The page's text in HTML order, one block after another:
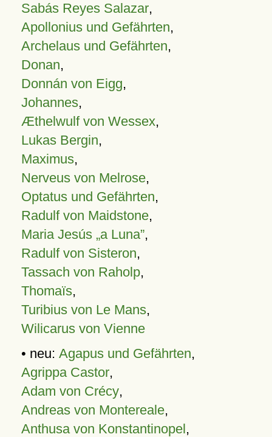
Sabás Reyes Salazar,
Apollonius und Gefährten,
Archelaus und Gefährten,
Donan,
Donnán von Eigg,
Johannes,
Æthelwulf von Wessex,
Lukas Bergin,
Maximus,
Nerveus von Melrose,
Optatus und Gefährten,
Radulf von Maidstone,
Maria Jesús „a Luna”,
Radulf von Sisteron,
Tassach von Raholp,
Thomaïs,
Turibius von Le Mans,
Wilicarus von Vienne
• neu: Agapus und Gefährten,
Agrippa Castor,
Adam von Crécy,
Andreas von Montereale,
Anthusa von Konstantinopel,